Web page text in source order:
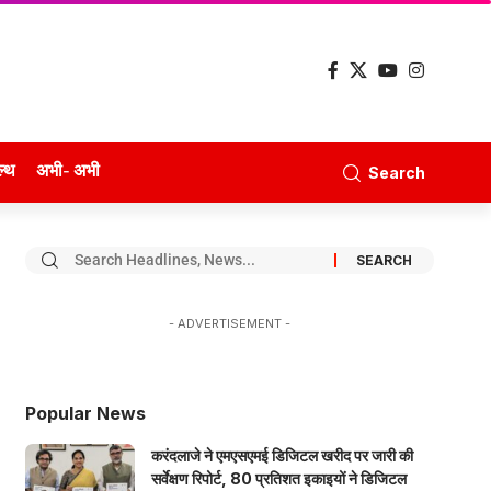
अभी- अभी Search
- ADVERTISEMENT -
Popular News
करंदलाजे ने एमएसएमई डिजिटल खरीद पर जारी की
सर्वेक्षण रिपोर्ट, 80 प्रतिशत इकाइयों ने डिजिटल